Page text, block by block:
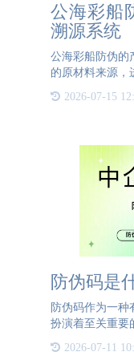
公海彩船
溯源系统
公海彩船防伪的
的原材料来源，
台，旨在确保产
2026-07-15
防伪码是
防伪码作为一种
扮演着至关重要
下是防伪码工作
2026-07-11